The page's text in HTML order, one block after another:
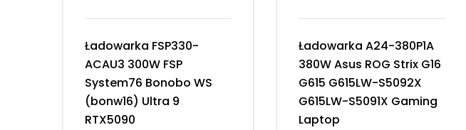
Ładowarka FSP330-
ACAU3 300W FSP
System76 Bonobo WS
(bonw16) Ultra 9
RTX5090
Ładowarka A24-380P1A
380W Asus ROG Strix G16
G615 G615LW-S5092X
G615LW-S5091X Gaming
Laptop